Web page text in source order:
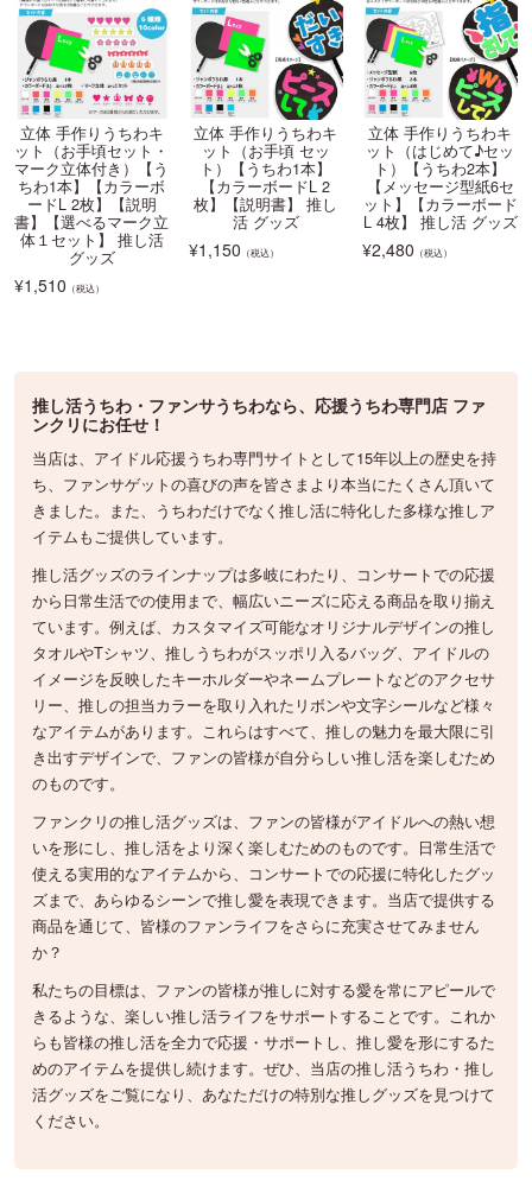
立体 手作りうちわキ
ット（お手頃セット・
マーク立体付き）【う
ちわ1本】【カラーボ
ードL 2枚】【説明
書】【選べるマーク立
体１セット】 推し活
グッズ
¥1,510 （税込）
立体 手作りうちわキ
ット（お手頃 セッ
ト）【うちわ1本】
【カラーボードL 2
枚】【説明書】 推し
活 グッズ
¥1,150 （税込）
立体 手作りうちわキ
ット（はじめて♪セッ
ト）【うちわ2本】
【メッセージ型紙6セ
ット】【カラーボード
L 4枚】 推し活 グッズ
¥2,480 （税込）
推し活うちわ・ファンサうちわなら、応援うちわ専門店 ファ
ンクリにお任せ！
当店は、アイドル応援うちわ専門サイトとして15年以上の歴史を持
ち、ファンサゲットの喜びの声を皆さまより本当にたくさん頂いて
きました。また、うちわだけでなく推し活に特化した多様な推しア
イテムもご提供しています。
推し活グッズのラインナップは多岐にわたり、コンサートでの応援
から日常生活での使用まで、幅広いニーズに応える商品を取り揃え
ています。例えば、カスタマイズ可能なオリジナルデザインの推し
タオルやTシャツ、推しうちわがスッポリ入るバッグ、アイドルの
イメージを反映したキーホルダーやネームプレートなどのアクセサ
リー、推しの担当カラーを取り入れたリボンや文字シールなど様々
なアイテムがあります。これらはすべて、推しの魅力を最大限に引
き出すデザインで、ファンの皆様が自分らしい推し活を楽しむため
のものです。
ファンクリの推し活グッズは、ファンの皆様がアイドルへの熱い想
いを形にし、推し活をより深く楽しむためのものです。日常生活で
使える実用的なアイテムから、コンサートでの応援に特化したグッ
ズまで、あらゆるシーンで推し愛を表現できます。当店で提供する
商品を通じて、皆様のファンライフをさらに充実させてみません
か？
私たちの目標は、ファンの皆様が推しに対する愛を常にアピールで
きるような、楽しい推し活ライフをサポートすることです。これか
らも皆様の推し活を全力で応援・サポートし、推し愛を形にするた
めのアイテムを提供し続けます。ぜひ、当店の推し活うちわ・推し
活グッズをご覧になり、あなただけの特別な推しグッズを見つけて
ください。